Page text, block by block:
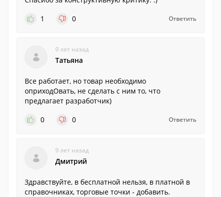
1
0 Ответить
9 лет назад
Татьяна
Все работает, но товар необходимо
оприходОвать, не сделать с ним то, что
предлагает разработчик)
0
0 Ответить
9 лет назад
Дмитрий
Здравствуйте, в бесплатной нельзя, в платной в
справочниках, торговые точки - добавить.